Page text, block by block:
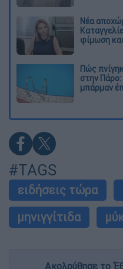
Νέα
φίμωση
Πώς
στην Πάρο:
μπάρμαν
#TAGS
ειδήσεις τώρα
μηνιγγίτιδα
Ακολούθησε το